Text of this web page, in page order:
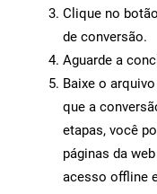
Clique no
de conversão.
Aguarde a
Baixe o
que a
etapas, você
páginas da
acesso offline